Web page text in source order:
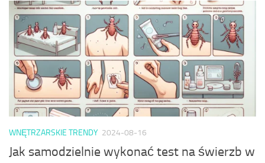
WNĘTRZARSKIE TRENDY 2024-08-16
Jak samodzielnie wykonać test na świerzb w